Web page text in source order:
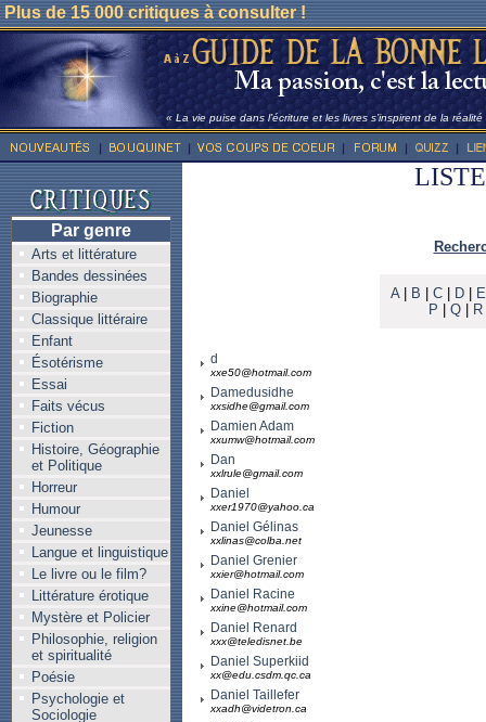
Plus de 15 000 critiques à consulter !
« La vie puise dans l’écriture et les livres s’inspirent de la
Par genre
Arts et littérature
Bandes dessinées
Biographie
Classique littéraire
Enfant
Ésotérisme
Essai
Faits vécus
Fiction
Histoire, Géographie
et Politique
Horreur
Humour
Jeunesse
Langue et linguistique
Le livre ou le film?
Littérature érotique
Mystère et Policier
Philosophie, religion
et spiritualité
Poésie
Psychologie et
Sociologie
A| B C| D| E
P
Q R
d
xxe50@hotmail.com
Damedusidhe
xxsidhe@gmail.com
Damien Adam
xxumw@hotmail.com
Dan
xxlrule@gmail.com
Daniel
xxer1970@yahoo.ca
Daniel Gélinas
xxlinas@colba.net
Daniel Grenier
xxier@hotmail.com
Daniel Racine
xxine@hotmail.com
Daniel Renard
xxx@teledisnet.be
Daniel Superkiid
xx@edu.csdm.qc.ca
Daniel Taillefer
xxadh@videtron.ca